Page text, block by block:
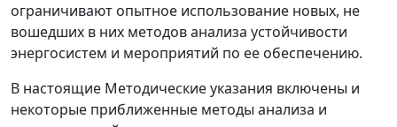
ограничивают опытное использование новых, не
вошедших в них методов анализа устойчивости
энергосистем и мероприятий по ее обеспечению.
В настоящие Методические указания включены и
некоторые приближенные методы анализа и